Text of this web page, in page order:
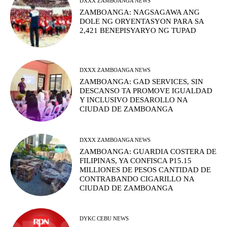
ZAMBOANGA: NAGSAGAWA ANG
DOLE NG ORYENTASYON PARA SA
2,421 BENEPISYARYO NG TUPAD
DXXX ZAMBOANGA NEWS
ZAMBOANGA: GAD SERVICES, SIN
DESCANSO TA PROMOVE IGUALDAD
Y INCLUSIVO DESAROLLO NA
CIUDAD DE ZAMBOANGA
DXXX ZAMBOANGA NEWS
ZAMBOANGA: GUARDIA COSTERA DE
FILIPINAS, YA CONFISCA P15.15
MILLIONES DE PESOS CANTIDAD DE
CONTRABANDO CIGARILLO NA
CIUDAD DE ZAMBOANGA
DYKC CEBU NEWS